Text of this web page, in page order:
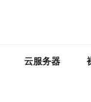
云服务器